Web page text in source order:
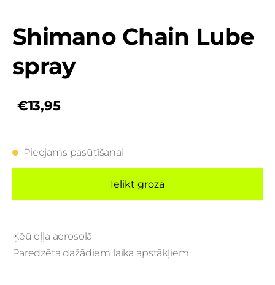
Shimano Chain Lube
spray
€13,95
Pieejams pasūtīšanai
Ielikt grozā
Ķēū eļļa aerosolā
Paredzēta dažādiem laika apstākļiem